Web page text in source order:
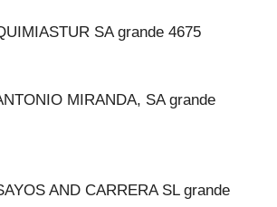
SA grande 4675
MIRANDA, SA grande
AND CARRERA SL grande